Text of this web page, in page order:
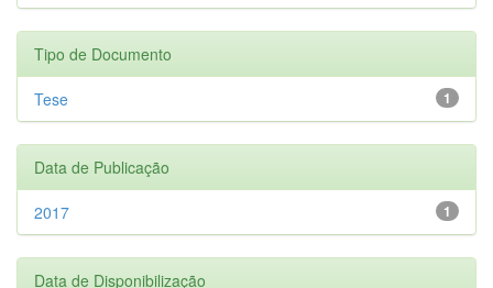
Tipo de Documento
1
Tese
Data de Publicação
1
2017
Data de Disponibilização